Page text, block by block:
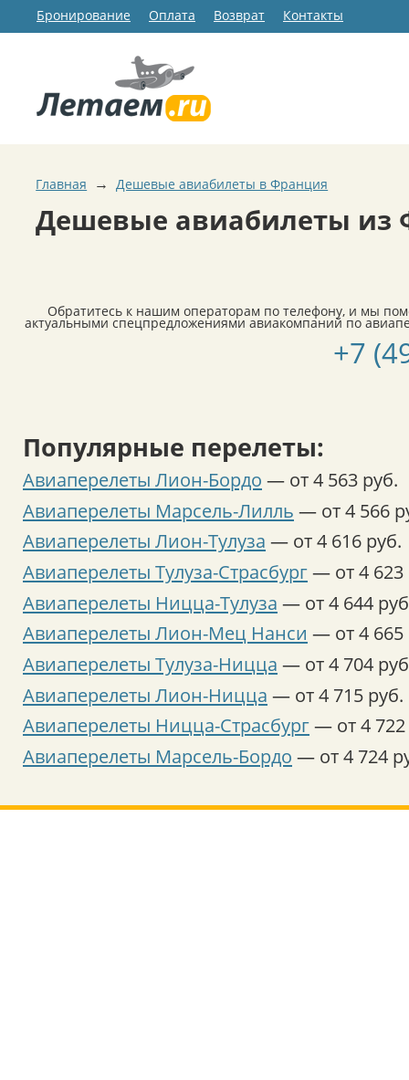
Бронирование Оплата Возврат Контакты
Главная → Дешевые авиабилеты в Франция
Дешевые авиабилеты из
Обратитесь к нашим операторам по телефону, и мы
актуальными спецпредложениями авиакомпаний по
+7
Популярные перелеты:
Авиаперелеты Лион-Бордо — от 4 563 руб.
Авиаперелеты Марсель-Лилль — от 4 566
Авиаперелеты Лион-Тулуза — от 4 616 руб.
Авиаперелеты Тулуза-Страсбург— от 4 623
Авиаперелеты Ницца-Тулуза — от 4 644
Авиаперелеты Лион-Мец Нанси — от 4 665
Авиаперелеты Тулуза-Ницца — от 4 704
Авиаперелеты Лион-Ницца — от 4 715 руб.
Авиаперелеты Ницца-Страсбург— от 4 722
Авиаперелеты Марсель-Бордо — от 4 724